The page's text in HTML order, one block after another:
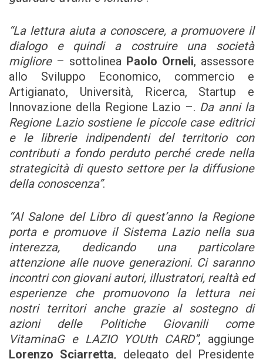
“La lettura aiuta a conoscere, a promuovere il
dialogo e quindi a costruire una società
migliore– sottolinea Paolo Orneli, assessore
allo Sviluppo Economico, commercio e
Artigianato, Università, Ricerca, Startup e
Innovazione della Regione Lazio –. Da anni la
Regione Lazio sostiene le piccole case editrici
e le librerie indipendenti del territorio con
contributi a fondo perduto perché crede nella
strategicità di questo settore per la diffusione
della conoscenza”.
“Al Salone del Libro di quest’anno la Regione
porta e promuove il Sistema Lazio nella sua
interezza, dedicando una particolare
attenzione alle nuove generazioni. Ci saranno
incontri con giovani autori, illustratori, realtà ed
esperienze che promuovono la lettura nei
nostri territori anche grazie al sostegno di
azioni delle Politiche Giovanili come
VitaminaG e LAZIO YOUth CARD”, aggiunge
Lorenzo Sciarretta, delegato del Presidente